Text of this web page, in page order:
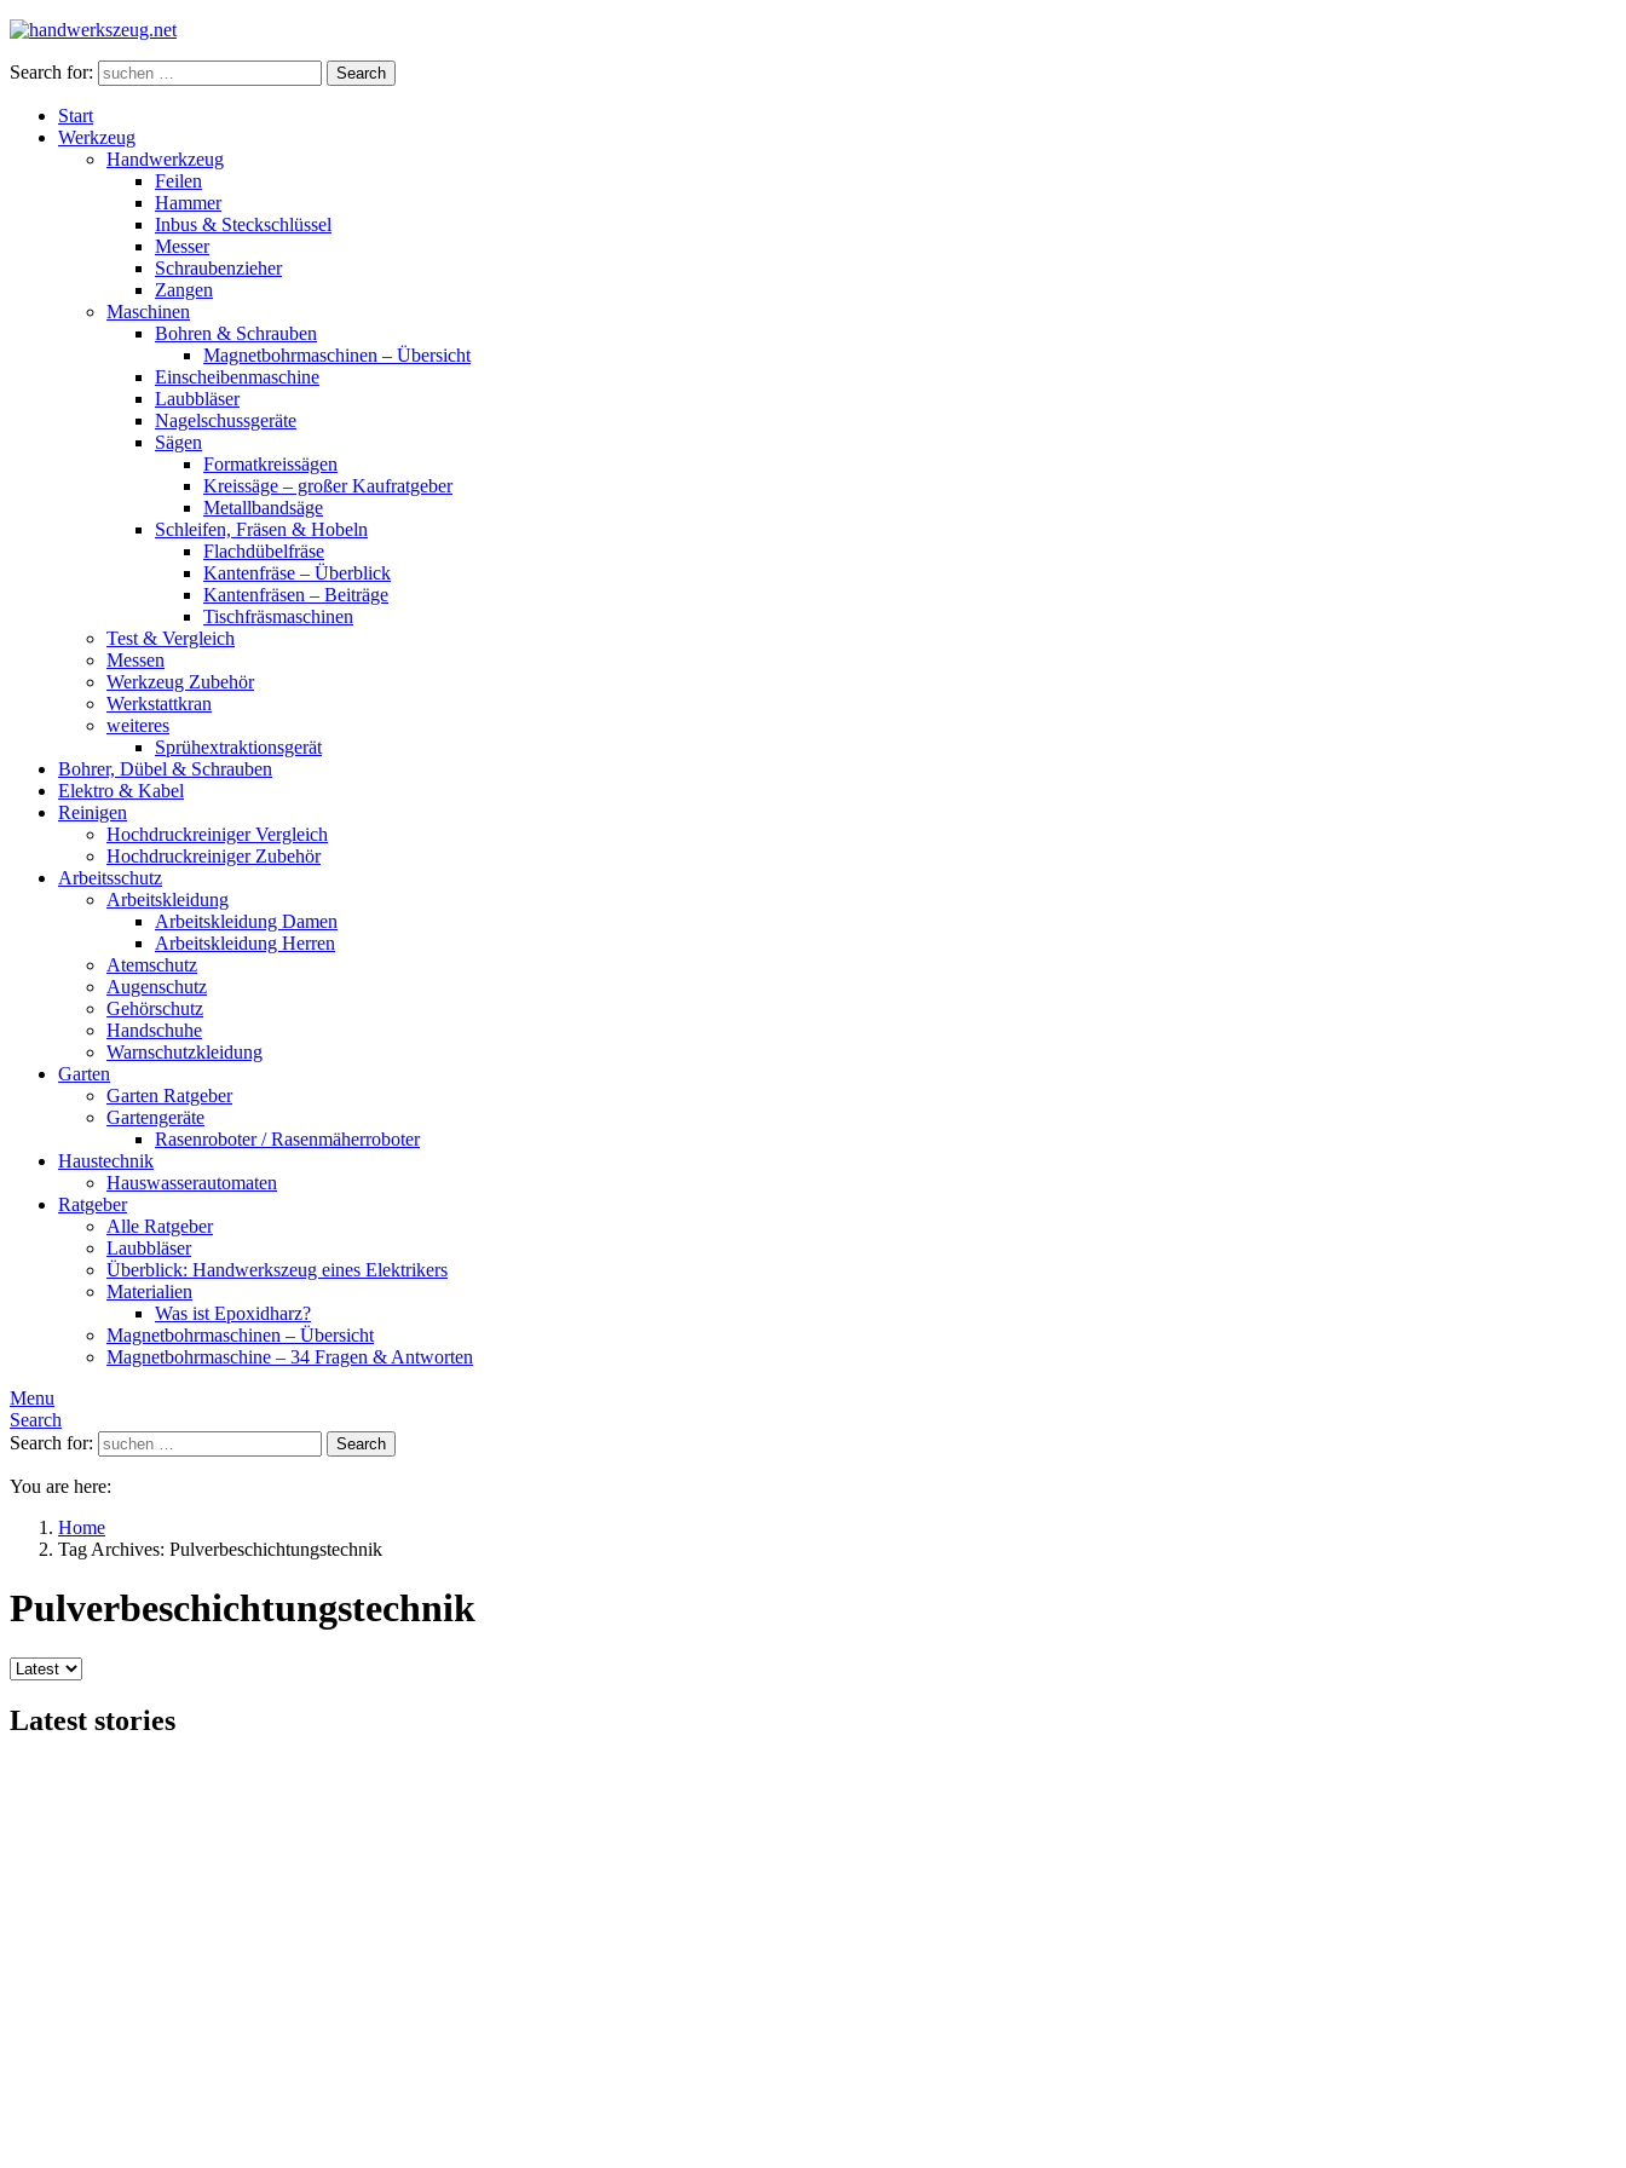
Search for: Search
Start
Werkzeug
Handwerkzeug
Feilen
Hammer
Inbus & Steckschlüssel
Messer
Schraubenzieher
Zangen
Maschinen
Bohren & Schrauben
Magnetbohrmaschinen – Übersicht
Einscheibenmaschine
Laubbläser
Nagelschussgeräte
Sägen
Formatkreissägen
Kreissäge – großer Kaufratgeber
Metallbandsäge
Schleifen, Fräsen & Hobeln
Flachdübelfräse
Kantenfräse – Überblick
Kantenfräsen – Beiträge
Tischfräsmaschinen
Test & Vergleich
Messen
Werkzeug Zubehör
Werkstattkran
weiteres
Sprühextraktionsgerät
Bohrer, Dübel & Schrauben
Elektro & Kabel
Reinigen
Hochdruckreiniger Vergleich
Hochdruckreiniger Zubehör
Arbeitsschutz
Arbeitskleidung
Arbeitskleidung Damen
Arbeitskleidung Herren
Atemschutz
Augenschutz
Gehörschutz
Handschuhe
Warnschutzkleidung
Garten
Garten Ratgeber
Gartengeräte
Rasenroboter / Rasenmäherroboter
Haustechnik
Hauswasserautomaten
Ratgeber
Alle Ratgeber
Laubbläser
Überblick: Handwerkszeug eines Elektrikers
Materialien
Was ist Epoxidharz?
Magnetbohrmaschinen – Übersicht
Magnetbohrmaschine – 34 Fragen & Antworten
Menu
Search
Search for:
Search
You are here:
Home
Tag Archives: Pulverbeschichtungstechnik
Pulverbeschichtungstechnik
Latest stories